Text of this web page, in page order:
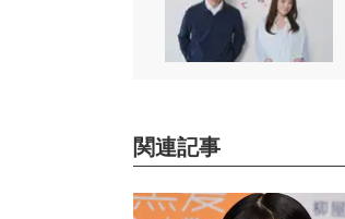
関連記事